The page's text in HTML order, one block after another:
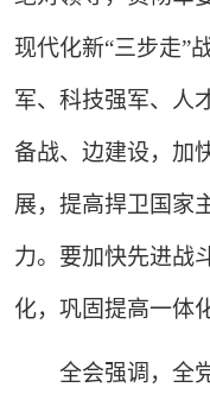
现代化新“三步走”
军、科技强军、人
备战、边建设，加
展，提高捍卫国家
力。要加快先进战
化，巩固提高一体
全会强调，全党